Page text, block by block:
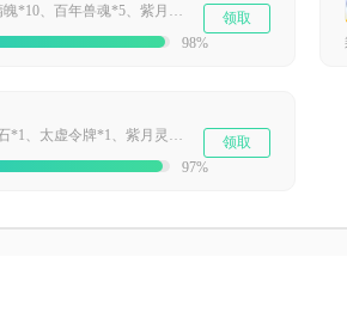
神品注灵精魄*10、百年兽魂*5、紫月灵石*5、元宝*50000
98%
领取
4级青龙宝石*1、太虚令牌*1、紫月灵石*1、金币*500000
97%
领取